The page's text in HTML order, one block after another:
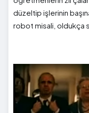
düzeltip işlerinin
robot misali, oldukça